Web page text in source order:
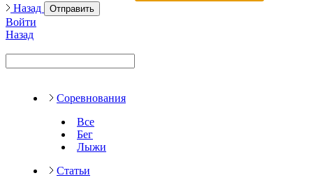
Назад
Отправить
Войти
Назад
Соревнования
Все
Бег
Лыжи
Статьи